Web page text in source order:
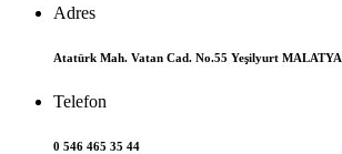
Adres
Atatürk Mah. Vatan Cad. No.55 Yeşilyurt MALATYA
Telefon
0 546 465 35 44